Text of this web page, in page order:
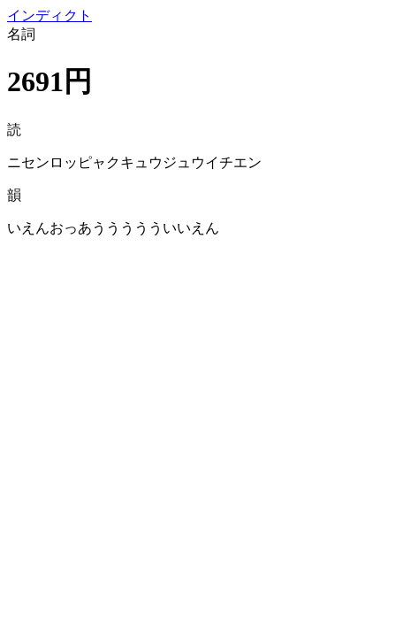
インディクト
名詞
2691円
読
ニセンロッピャクキュウジュウイチエン
韻
いえんおっあううううういいえん